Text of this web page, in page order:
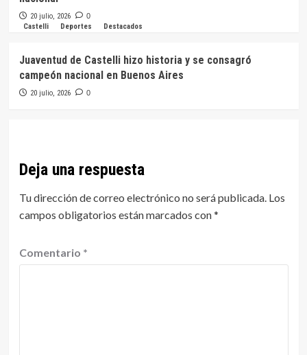
20 julio, 2026 0
Castelli Deportes Destacados
Juaventud de Castelli hizo historia y se consagró
campeón nacional en Buenos Aires
20 julio, 2026 0
Deja una respuesta
Tu dirección de correo electrónico no será publicada. Los
campos obligatorios están marcados con*
Comentario *